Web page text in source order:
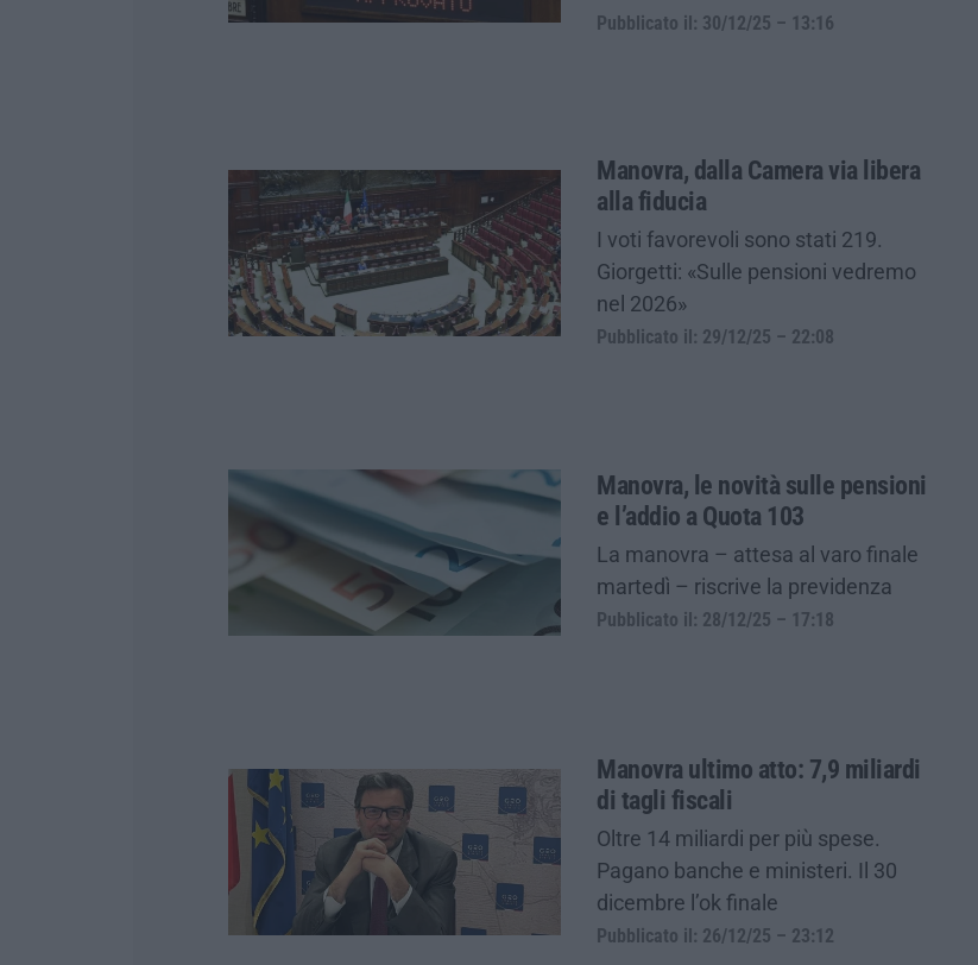
Pubblicato il: 30/12/25 – 13:16
Manovra, dalla Camera via libera
alla fiducia
I voti favorevoli sono stati 219.
Giorgetti: «Sulle pensioni vedremo
nel 2026»
Pubblicato il: 29/12/25 – 22:08
Manovra, le novità sulle pensioni
e l’addio a Quota 103
La manovra – attesa al varo finale
martedì – riscrive la previdenza
Pubblicato il: 28/12/25 – 17:18
Manovra ultimo atto: 7,9 miliardi
di tagli fiscali
Oltre 14 miliardi per più spese.
Pagano banche e ministeri. Il 30
dicembre l’ok finale
Pubblicato il: 26/12/25 – 23:12